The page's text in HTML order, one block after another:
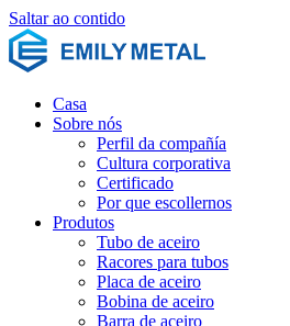
Saltar ao contido
Casa
Sobre nós
Perfil da compañía
Cultura corporativa
Certificado
Por que escollernos
Produtos
Tubo de aceiro
Racores para tubos
Placa de aceiro
Bobina de aceiro
Barra de aceiro